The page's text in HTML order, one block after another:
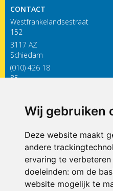
Wij gebruiken
Deze website maakt
andere
ervaring te
doeleinden: om de
website mogelijk te
CONTACT
Westfrankelandsestraat
152
3117 AZ
Schiedam
(010) 426 18
85